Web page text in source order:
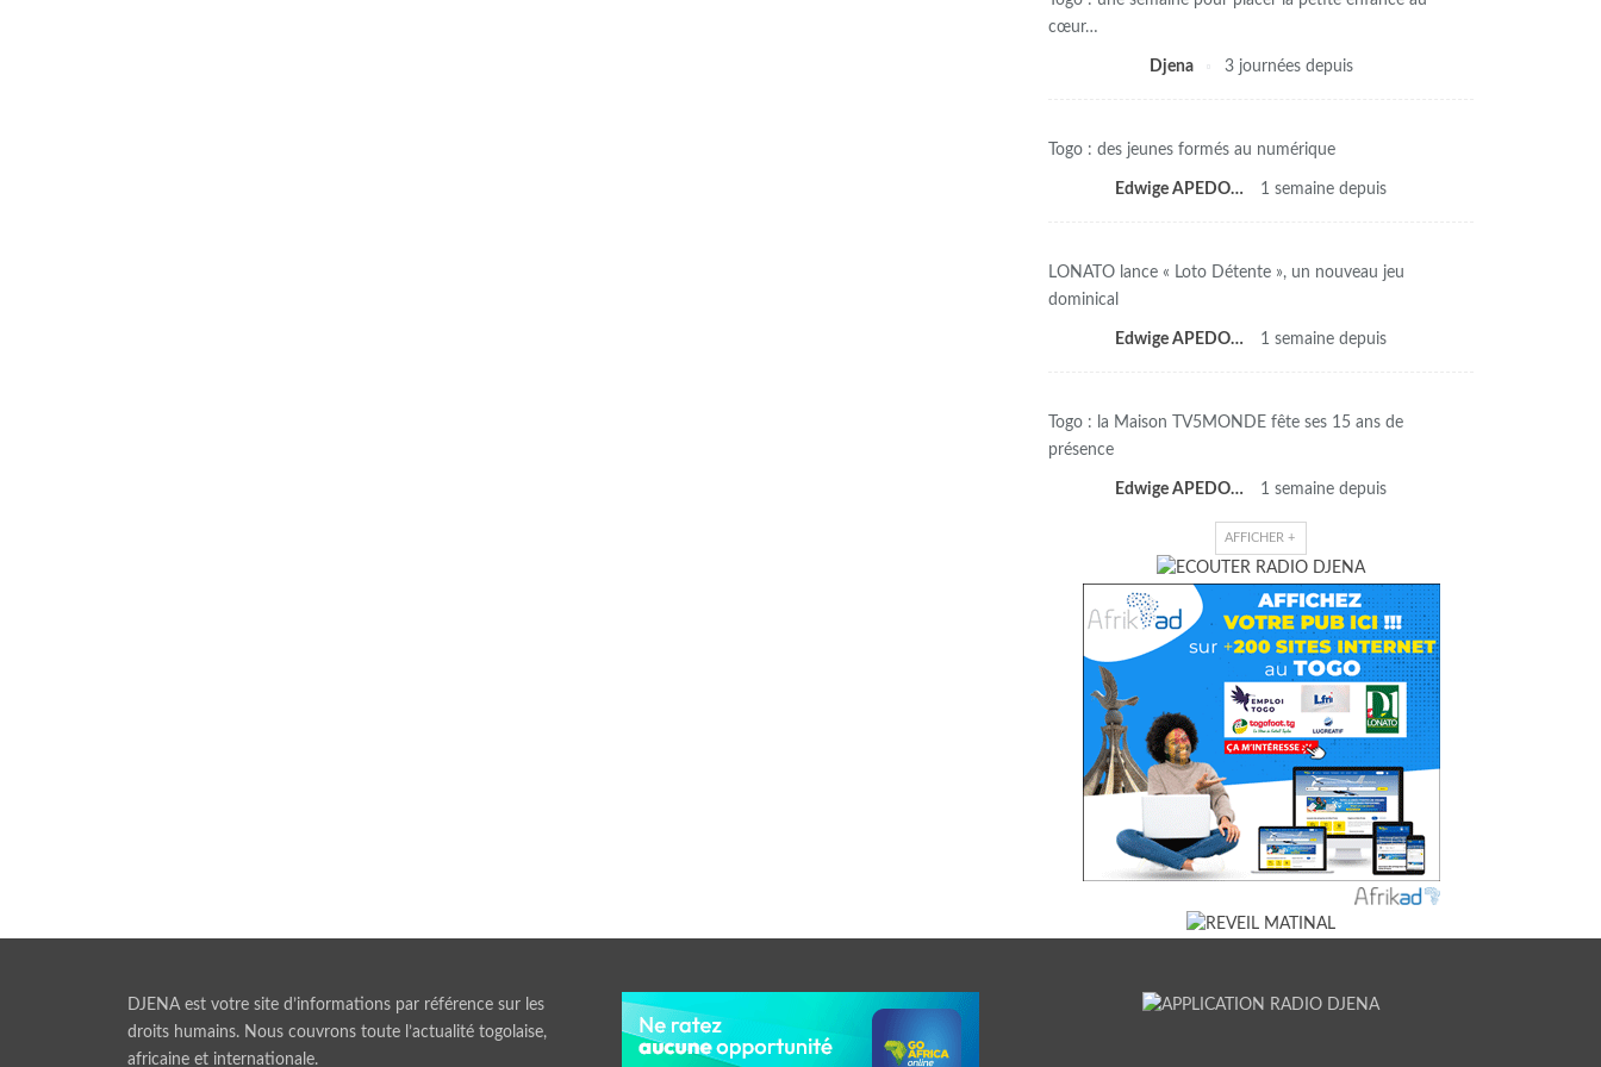
cœur…
Djena 3 journées depuis
Togo : des jeunes formés au numérique
Edwige APEDO 1 semaine depuis
LONATO lance « Loto Détente », un nouveau jeu
dominical
Edwige APEDO 1 semaine depuis
Togo : la Maison TV5MONDE fête ses 15 ans de
présence
Edwige APEDO 1 semaine depuis
AFFICHER +
DJENA est votre site d’informations par référence sur les
droits humains. Nous couvrons toute l’actualité togolaise,
africaine et internationale.